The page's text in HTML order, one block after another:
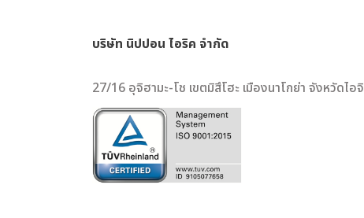
บริษัท นิปปอน ไอริค จำกัด
27/16 อุจิฮามะ-โช เขตมิสึโฮะ เมืองนาโกย่า จังหวัดไอจิ